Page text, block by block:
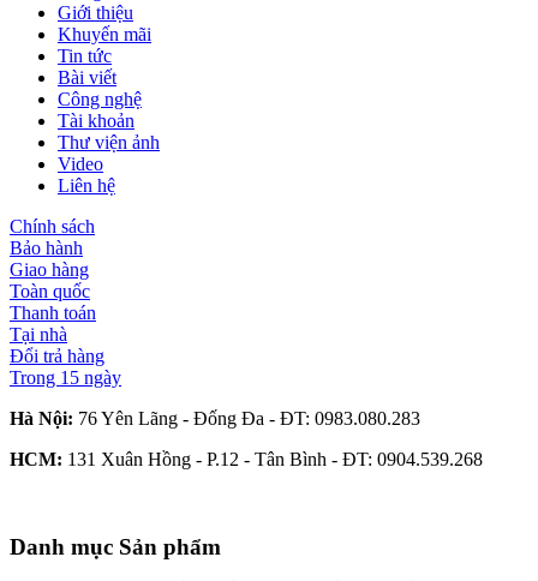
Giới thiệu
Khuyến mãi
Tin tức
Bài viết
Công nghệ
Tài khoản
Thư viện ảnh
Video
Liên hệ
Chính sách
Bảo hành
Giao hàng
Toàn quốc
Thanh toán
Tại nhà
Đổi trả hàng
Trong 15 ngày
Hà Nội: 76 Yên Lãng - Đống Đa - ĐT: 0983.080.283
HCM: 131 Xuân Hồng - P.12 - Tân Bình - ĐT: 0904.539.268
Danh mục Sản phẩm